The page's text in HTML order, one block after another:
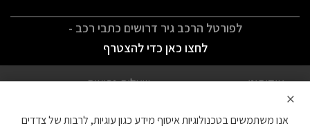
לפורטל הרכב גיר דרושים כתבי רכב -
לחצו כאן כדי להצטרף
אודותינו
שאלות נפוצות
×
אנו משתמשים בטכנולוגיות איסוף מידע כגון עוגיות, לרבות של צדדים